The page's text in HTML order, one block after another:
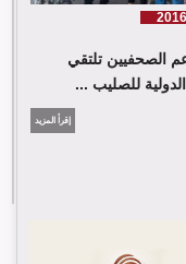
الأحمر في جنيف
الصحفيين تلتقي
الدولية للصليب ...
إقرأ المزيد